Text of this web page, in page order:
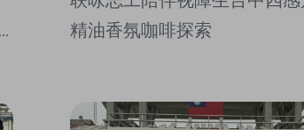
精油香氛咖啡探索